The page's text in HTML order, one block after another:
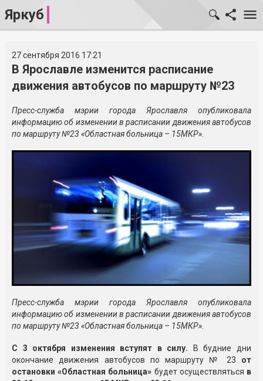
Яркуб
27 сентября 2016 17:21
В Ярославле изменится расписание
движения автобусов по маршруту №23
Пресс-служба мэрии города Ярославля опубликовала
информацию об изменении в расписании движения автобусов
по маршруту №23 «Областная больница – 15МКР».
Пресс-служба мэрии города Ярославля опубликовала
информацию об изменении в расписании движения автобусов
по маршруту №23 «Областная больница – 15МКР».
C 3 октября изменения вступят в силу. В будние дни
окончание движения автобусов по маршруту № 23 от
остановки «Областная больница» будет осуществляться в